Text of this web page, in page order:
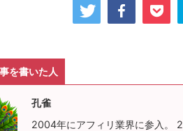
を書いた人
孔雀
2004年にアフィリ業界に参入。